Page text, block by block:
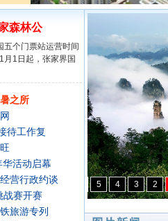
界
季
旅
游
是
理
想
的
避
暑
之
所
2
3
4
5
森林公
个门票站运营时间
1日起，张家界国
之所
待工作复
活动启幕
营行政约谈
战赛开赛
旅游专列